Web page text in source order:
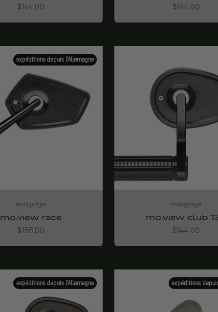
Angebot
$144.00
Angebot
$144.00
expéditions depuis l'Allemagne
motogadget
mo.view race
Angebot
$155.00
motogadget
mo.view club
Angebot
$144.00
expéditions depuis l'Allemagne expéditions